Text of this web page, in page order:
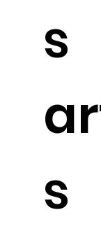
s
s